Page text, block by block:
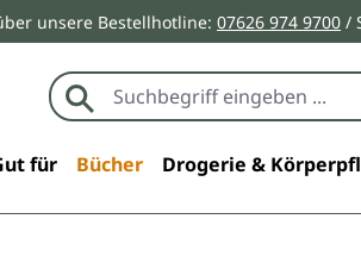
unsere Bestellhotline: 07626 974 9700 /
für Bücher Drogerie &